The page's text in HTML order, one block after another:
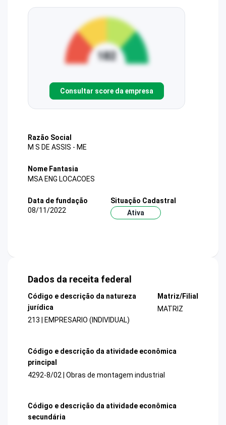
Consultar score da empresa
Razão Social
M S DE ASSIS - ME
Nome Fantasia
MSA ENG LOCACOES
Data de fundação
08/11/2022
Situação Cadastral
Ativa
Dados da receita federal
Código e descrição da natureza
jurídica
213 | EMPRESARIO (INDIVIDUAL)
Matriz/Filial
MATRIZ
Código e descrição da atividade econômica
principal
4292-8/02 | Obras de montagem industrial
Código e descrição da atividade econômica
secundária